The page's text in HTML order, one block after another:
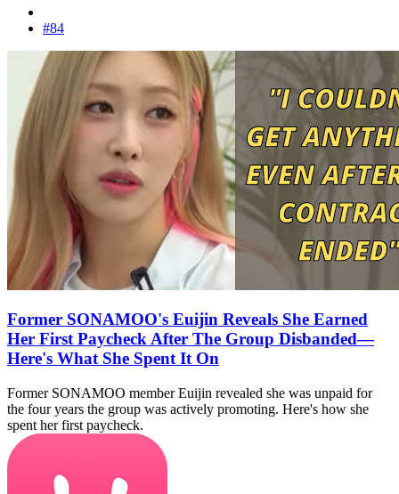
#84
Former SONAMOO's Euijin Reveals She Earned
Her First Paycheck After The Group Disbanded—
Here's What She Spent It On
Former SONAMOO member Euijin revealed she was unpaid for
the four years the group was actively promoting. Here's how she
spent her first paycheck.